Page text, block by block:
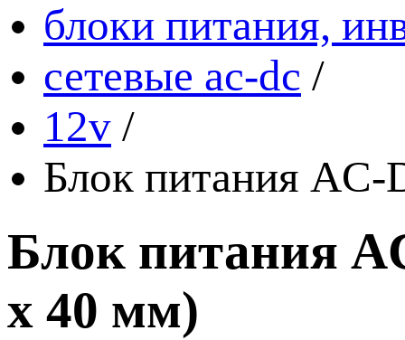
блоки питания,
сетевые ac-dc /
12v /
Блок питания
Блок питания
х 40 мм)